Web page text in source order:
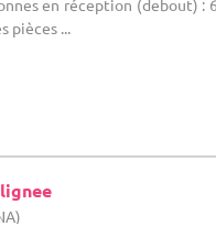
en réception (debout) :
pièces ...